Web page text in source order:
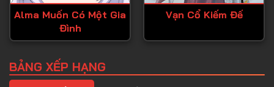
Tập 48
Tập 49
Alma Muốn Có Một Gia
Đình
Vạn Cổ Kiếm Đế
BẢNG XẾP HẠNG